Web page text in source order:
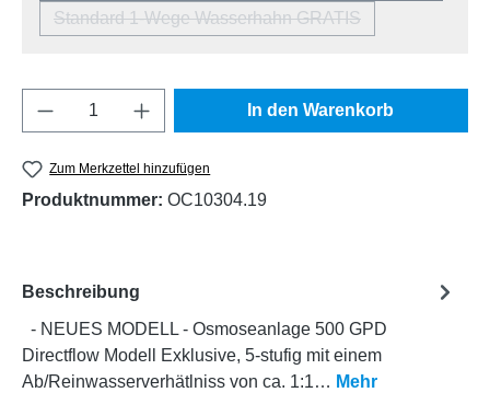
Standard 1-Wege Wasserhahn GRATIS
(Diese Option ist zurzeit nicht verfügbar.)
Produkt Anzahl: Gib den gewünschten
In den Warenkorb
Zum Merkzettel hinzufügen
Produktnummer: OC10304.19
Beschreibung
- NEUES MODELL - Osmoseanlage 500 GPD
Directflow Modell Exklusive, 5-stufig mit einem
Ab/Reinwasserverhätlniss von ca. 1:1… Mehr